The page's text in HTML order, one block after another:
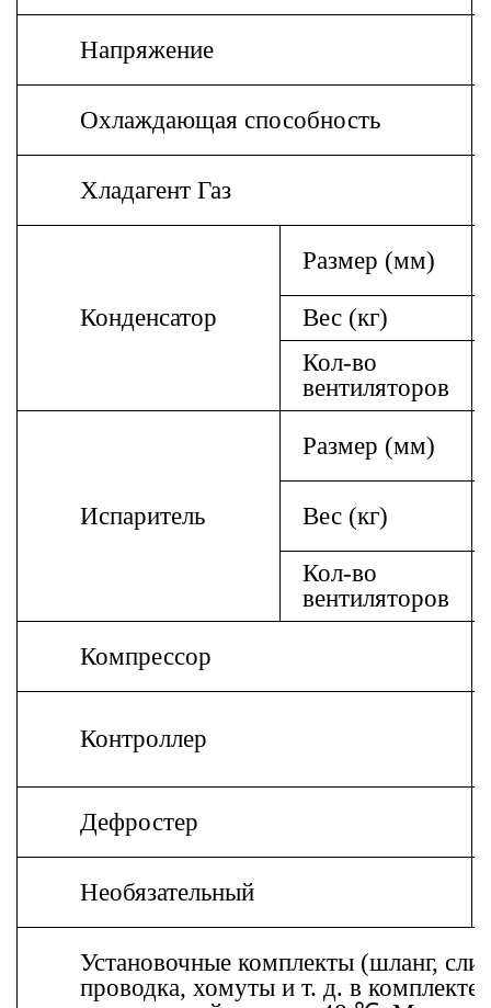
Напряжение
Охлаждающая способность
Хладагент Газ
Конденсатор
Размер (мм)
Вес (кг)
Кол-во
вентиляторов
Испаритель
Размер (мм)
Вес (кг)
Кол-во
вентиляторов
Компрессор
Контроллер
Дефростер
Необязательный
Установочные комплекты (шланг,
проводка, хомуты и т. д. в